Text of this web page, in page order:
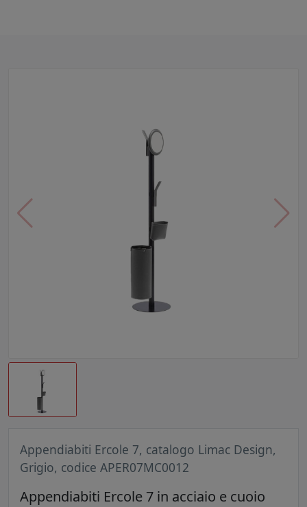
Appendiabiti Ercole 7, catalogo Limac Design,
Grigio, codice APER07MC0012
Appendiabiti Ercole 7 in acciaio e cuoio